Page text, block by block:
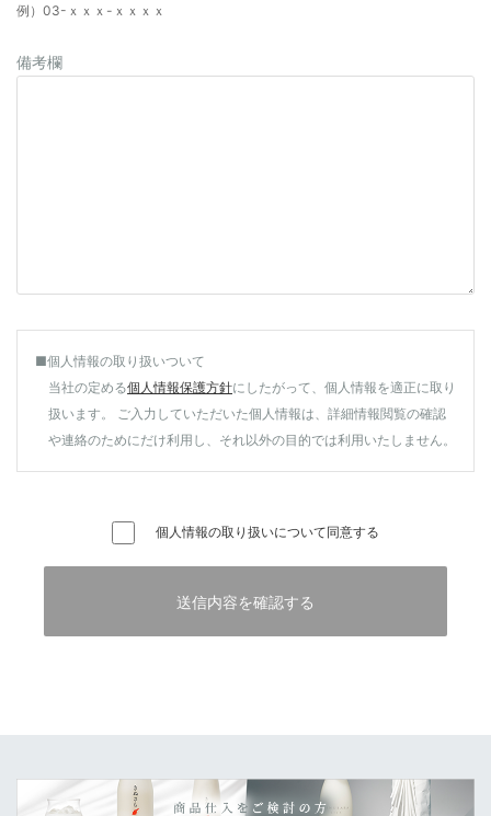
例）03-ｘｘｘ-ｘｘｘｘ
備考欄
■個人情報の取り扱いついて
当社の定める個人情報保護方針にしたがって、個人情報を適正に取り
扱います。 ご入力していただいた個人情報は、詳細情報閲覧の確認
や連絡のためにだけ利用し、それ以外の目的では利用いたしません。
個人情報の取り扱いについて同意する
送信内容を確認する